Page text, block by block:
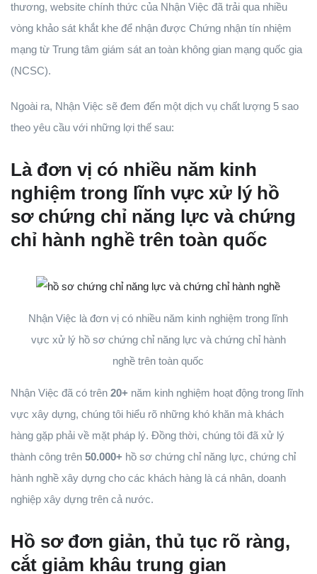
thương, website chính thức của Nhận Việc đã trải qua nhiều
vòng khảo sát khắt khe để nhận được Chứng nhận tín nhiệm
mạng từ Trung tâm giám sát an toàn không gian mạng quốc gia
(NCSC).
Ngoài ra, Nhận Việc sẽ đem đến một dịch vụ chất lượng 5 sao
theo yêu cầu với những lợi thế sau:
Là đơn vị có nhiều năm kinh
nghiệm trong lĩnh vực xử lý hồ
sơ chứng chỉ năng lực và chứng
chỉ hành nghề trên toàn quốc
Nhận Việc là đơn vị có nhiều năm kinh nghiệm trong lĩnh
vực xử lý hồ sơ chứng chỉ năng lực và chứng chỉ hành
nghề trên toàn quốc
Nhận Việc đã có trên 20+ năm kinh nghiệm hoạt động trong lĩnh
vực xây dựng, chúng tôi hiểu rõ những khó khăn mà khách
hàng gặp phải về mặt pháp lý. Đồng thời, chúng tôi đã xử lý
thành công trên 50.000+ hồ sơ chứng chỉ năng lực, chứng chỉ
hành nghề xây dựng cho các khách hàng là cá nhân, doanh
nghiệp xây dựng trên cả nước.
Hồ sơ đơn giản, thủ tục rõ ràng,
cắt giảm khâu trung gian